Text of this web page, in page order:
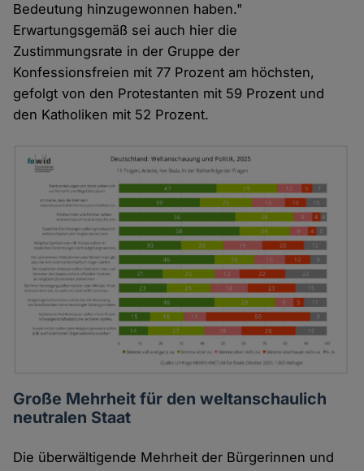
Bedeutung hinzugewonnen haben."
Erwartungsgemäß sei auch hier die
Zustimmungsrate in der Gruppe der
Konfessionsfreien mit 77 Prozent am höchsten,
gefolgt von den Protestanten mit 59 Prozent und
den Katholiken mit 52 Prozent.
Große Mehrheit für den weltanschaulich
neutralen Staat
Die überwältigende Mehrheit der Bürgerinnen und